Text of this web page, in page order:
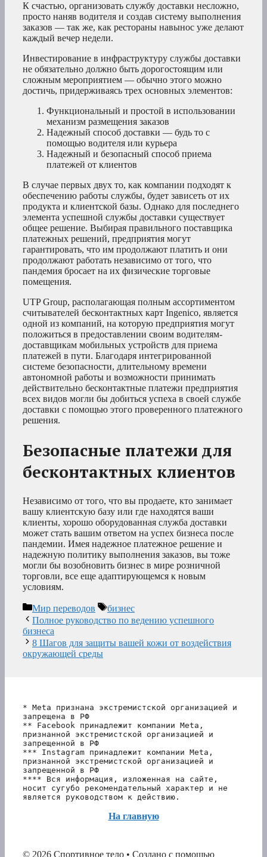
К счастью, организовать службу доставки несложно,
просто наняв водителя и создав систему выполнения
заказов — так же, как рестораны навынос уже делают
каждый вечер недели.
Инвестирование в инфраструктуру службы доставки
не обязательно должно быть дорогостоящим или
сложным мероприятием — обычно этого можно
достичь, придерживаясь трех основных элементов:
Функциональный и простой в использовании
механизм размещения заказов
Надежный способ доставки — будь то с
помощью водителя или курьера
Надежный и безопасный способ приема
платежей от клиентов
В случае первых двух то, как компании подходят к
обеспечению работы службы, будет зависеть от их
продукта и клиентской базы. Однако для последнего
элемента успешной службы доставки существует
общее решение. Выбирая правильного поставщика
платежных решений, предприятия могут
гарантировать, что им продолжают платить и они
продолжают работать независимо от того, что
пандемия бросает на их физические торговые
помещения.
UTP Group, располагающая полным ассортиментом
считывателей бесконтактных карт Ingenico, является
одной из компаний, на которую предприятия могут
положиться в предоставлении своим водителям-
доставщикам мобильных устройств для приема
платежей в пути. Благодаря интегрированной
системе безопасности, длительному времени
автономной работы и возможности принимать
действительно бесконтактные платежи предприятия
всех видов могли бы добиться успеха в своей службе
доставки с помощью этого проверенного платежного
решения.
Безопасные платежи для
бесконтактных клиентов
Независимо от того, что вы продаете, кто занимает
вашу клиентскую базу или где находятся ваши
клиенты, хорошо оборудованная служба доставки
может стать вашим ответом на успех бизнеса после
пандемии. Имея надежное платежное решение и
надежную политику выполнения заказов, вы тоже
могли бы возобновить бизнес в мире розничной
торговли, все еще адаптирующемся к новым
условиям.
Рубрики
Мир переводов Метки
бизнес
Полное руководство по ведению успешного
бизнеса
8 Шагов для защиты вашей кожи от воздействия
окружающей среды
* Meta признана экстремистской организацией и
запрещена в РФ
** Facebook принадлежит компании Meta,
признанной экстремистской организацией и
запрещенной в РФ
*** Instagram принадлежит компании Meta,
признанной экстремистской организацией и
запрещенной в РФ
**** Вся информация, изложенная на сайте,
носит сугубо рекомендательный характер и не
является руководством к действию.
На главную
© 2026 Спортивное тело • Создано с помощью